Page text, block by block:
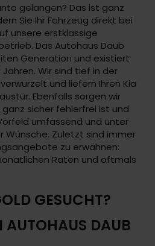
gelangen? Das ist ganz
Sie Ihr Fahrzeug direkt bei
unsere erstklassige
Das Autohaus Daub
Generation und existiert
Wir sind tief in der
und liefern Ihren Kia
Ebenfalls sorgen wir
ganz sicher fehlerfrei ist und
umfassend und unter
Wünsche. Zuletzt sind immer
zu erwähnen:
Raten und oftmals
GESUCHT?
AUTOHAUS DAUB